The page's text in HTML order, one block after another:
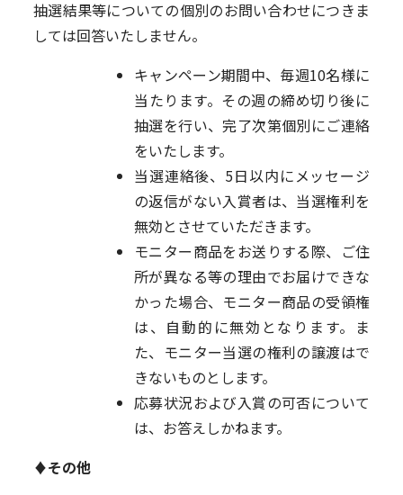
抽選結果等についての個別のお問い合わせにつきま
しては回答いたしません。
キャンペーン期間中、毎週10名様に
当たります。その週の締め切り後に
抽選を行い、完了次第個別にご連絡
をいたします。
当選連絡後、5日以内にメッセージ
の返信がない入賞者は、当選権利を
無効とさせていただきます。
モニター商品をお送りする際、ご住
所が異なる等の理由でお届けできな
かった場合、モニター商品の受領権
は、自動的に無効となります。ま
た、モニター当選の権利の譲渡はで
きないものとします。
応募状況および入賞の可否について
は、お答えしかねます。
♦その他